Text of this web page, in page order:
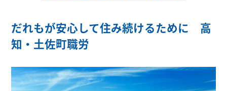
だれもが安心して住み続けるために 高
知・土佐町職労